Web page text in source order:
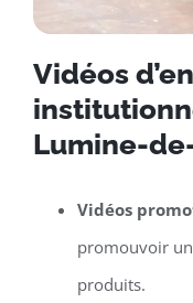
Vidéos
Lumine-
Vidéos
promouvoir
produits.